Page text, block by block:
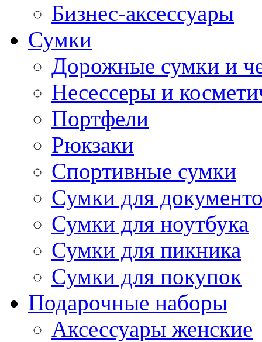
Бизнес-аксессуары
Сумки
Дорожные сумки и
Несессеры и
Портфели
Рюкзаки
Спортивные сумки
Сумки для
Сумки для ноутбука
Сумки для пикника
Сумки для покупок
Подарочные наборы
Аксессуары женские